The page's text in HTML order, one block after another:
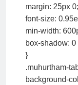
margin: 25px 0;
font-size:
min-width:
box-shadow:
}
.muhurtham-
background-